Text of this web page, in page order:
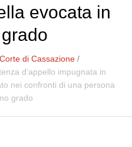
evocata in
Corte di Cassazione /
d’appello impugnata in
nei confronti di una persona
grado